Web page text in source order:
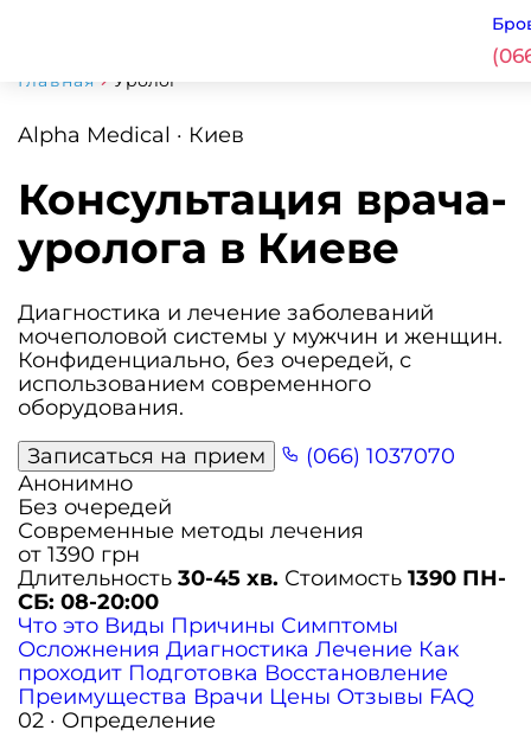
Главная Уролог
Alpha Medical · Киев
Консультация врача-
уролога в Киеве
Диагностика и лечение заболеваний
мочеполовой системы у мужчин и женщин.
Конфиденциально, без очередей, с
использованием современного
оборудования.
Записаться на прием
(066) 1037070
Анонимно
Без очередей
Современные методы лечения
от 1390 грн
Длительность 30-45 хв. Стоимость 1390 ПН-
СБ: 08-20:00
Что это Виды Причины Симптомы
Осложнения Диагностика Лечение Как
проходит Подготовка Восстановление
Преимущества Врачи Цены Отзывы FAQ
02 · Определение